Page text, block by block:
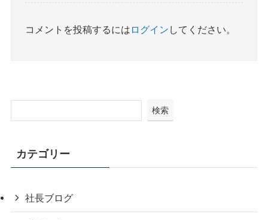
コメントを投稿するには ログイン してください。
検索
カテゴリー
社長ブログ